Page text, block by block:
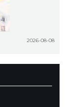
2026-08-08